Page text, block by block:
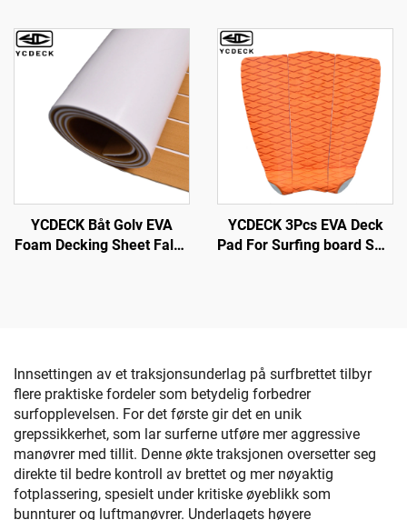
Selvklebende Golv for
Motorbåt RV Jakt Kayak
Swimmingpool Havdekke
Decks
96''x45.6''/36''/21.6''/16.8''/
Falsk Tek Sheet for
Jonbåter Motorbåt RV
Yacht Kajak Surfbrett
YCDECK Båt Golv EVA
Foam Decking Sheet Falsk
YCDECK 3Pcs EVA Deck
Pad For Surfing board SUP
Innsettingen av et traksjonsunderlag på surfbrettet tilbyr
flere praktiske fordeler som betydelig forbedrer
surfopplevelsen. For det første gir det en unik
grepssikkerhet, som lar surferne utføre mer aggressive
manøvrer med tillit. Denne økte traksjonen oversetter seg
direkte til bedre kontroll av brettet og mer nøyaktig
fotplassering, spesielt under kritiske øyeblikk som
bunnturer og luftmanøvrer. Underlagets høyere